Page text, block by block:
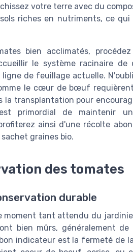
votre terre avec du
riches en nutriments, ce
bien acclimatés,
le système racinaire
de feuillage actuelle.
le cœur de bœuf
la transplantation pour
primordial de maintenir
ainsi d'une récolte
graines bio.
des tomates
durable
moment tant attendu du
bien mûrs, généralement de
indicateur est la fermeté de